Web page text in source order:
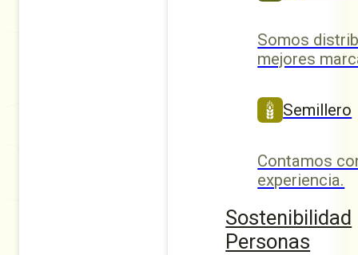
Somos
mejores
Semillero
Contamos
experiencia.
Sostenibilidad
Personas